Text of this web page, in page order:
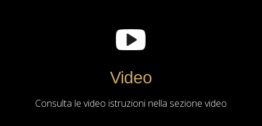
Video
Consulta le video istruzioni nella sezione video